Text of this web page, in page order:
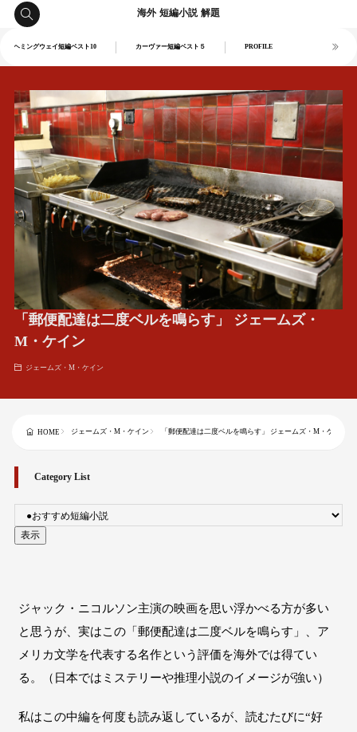
海外 短編小説 解題
ヘミングウェイ短編ベスト10 カーヴァー短編ベスト５ PROFILE
「郵便配達は二度ベルを鳴らす」 ジェームズ・
M・ケイン
ジェームズ・M・ケイン
HOME ジェームズ・M・ケイン 「郵便配達は二度ベルを鳴らす」 ジェームズ・M・ケイン
Category List
ジャック・ニコルソン主演の映画を思い浮かべる方が多い
と思うが、実はこの「郵便配達は二度ベルを鳴らす」、ア
メリカ文学を代表する名作という評価を海外では得てい
る。（日本ではミステリーや推理小説のイメージが強い）
私はこの中編を何度も読み返しているが、読むたびに“好